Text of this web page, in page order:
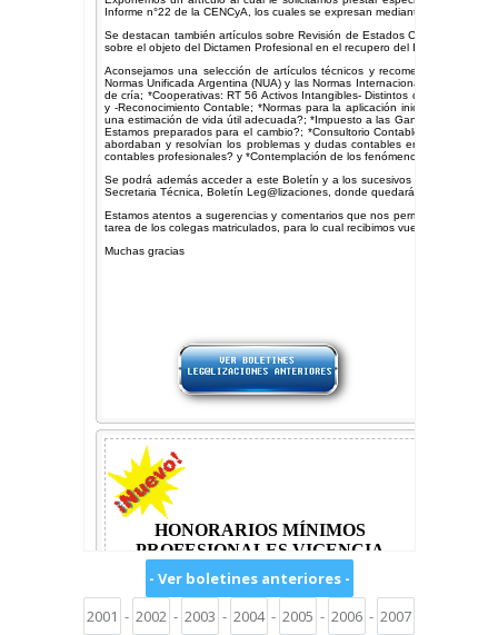
- Ver boletines anteriores -
2001 - 2002 - 2003 - 2004 - 2005 - 2006 - 2007